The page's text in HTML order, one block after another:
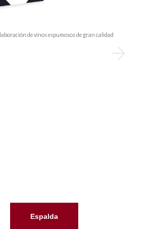
de vinos espumosos de gran calidad
Espalda